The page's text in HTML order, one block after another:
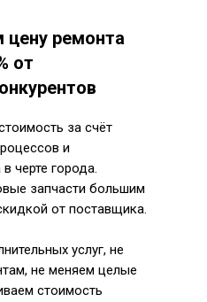
ремонта
от
за счёт
и
черте города.
запчасти большим
от поставщика.
услуг, не
не меняем целые
стоимость